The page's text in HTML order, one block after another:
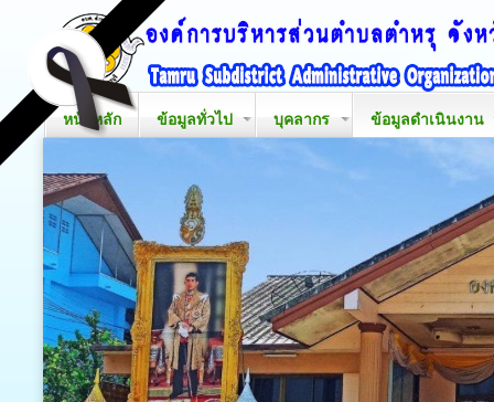
หน้าหลัก ข้อมูลทั่วไป บุคลากร ข้อมูลดำเนินงาน